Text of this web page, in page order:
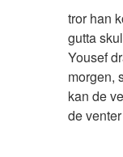
tror han
gutta
Yousef
morgen,
kan de
de